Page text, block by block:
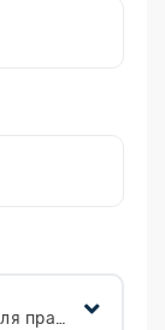
Оберіть бажане місто або область для працевлаштування